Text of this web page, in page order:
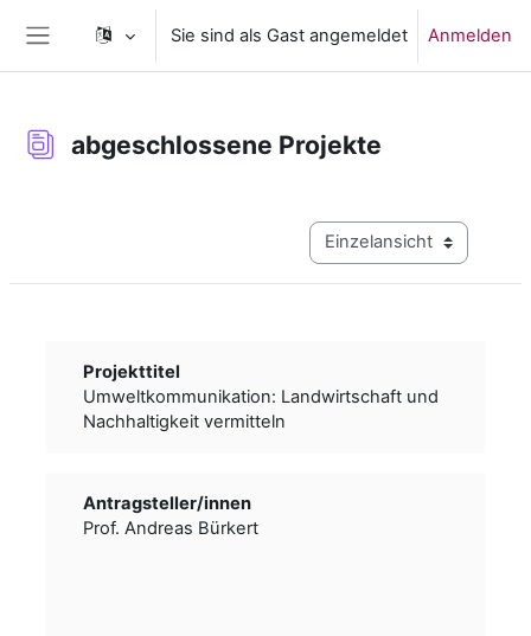
Website-Übersicht
Sie sind als Gast angemeldet Anmelden
abgeschlossene Projekte
Modus Tertiärnavigation
Projekttitel
Umweltkommunikation: Landwirtschaft und
Nachhaltigkeit vermitteln
Antragsteller/­­innen
Prof. Andreas Bürkert